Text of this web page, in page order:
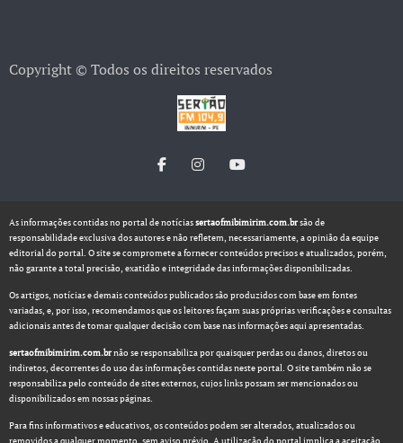
Copyright © Todos os direitos reservados
As informações contidas no portal de notíciassertaofmibimirim.com.brsão de
responsabilidade exclusiva dos autores e não refletem, necessariamente, a opinião da equipe
editorial do portal. O site se compromete a fornecer conteúdos precisos e atualizados, porém,
não garante a total precisão, exatidão e integridade das informações disponibilizadas.
Os artigos, notícias e demais conteúdos publicados são produzidos com base em fontes
variadas, e, por isso, recomendamos que os leitores façam suas próprias verificações e consultas
adicionais antes de tomar qualquer decisão com base nas informações aqui apresentadas.
sertaofmibimirim.com.brnão se responsabiliza por quaisquer perdas ou danos, diretos ou
indiretos, decorrentes do uso das informações contidas neste portal. O site também não se
responsabiliza pelo conteúdo de sites externos, cujos links possam ser mencionados ou
disponibilizados em nossas páginas.
Para fins informativos e educativos, os conteúdos podem ser alterados, atualizados ou
removidos a qualquer momento, sem aviso prévio. A utilização do portal implica a aceitação